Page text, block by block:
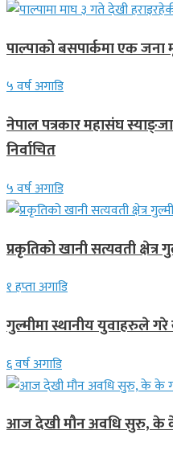
पाल्पाको बसपार्कमा एक
५ वर्ष अगाडि
नेपाल पत्रकार महासंघ
निर्वाचित
५ वर्ष अगाडि
प्रकृतिको खानी सत्यवती क्षेत्र
१ हप्ता अगाडि
गुल्मीमा स्थानीय युवाहरुले
६ वर्ष अगाडि
आज देखी मौन अवधि सुरु, के के